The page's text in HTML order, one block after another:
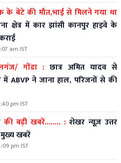
के बेटे की मौत,भाई से मिलने गया था
क्षेत्र में कार झांसी कानपुर हाइवे के
am IST
परसपुर/करनैलगंज/ गोंडा : छात्र अमित यादव से
में ABVP ने जाना हाल, परिजनों से की
pm IST
बड़ी खबरें........ : शेखर न्यूज़ उत्तर
मुख्य खबरें
pm IST